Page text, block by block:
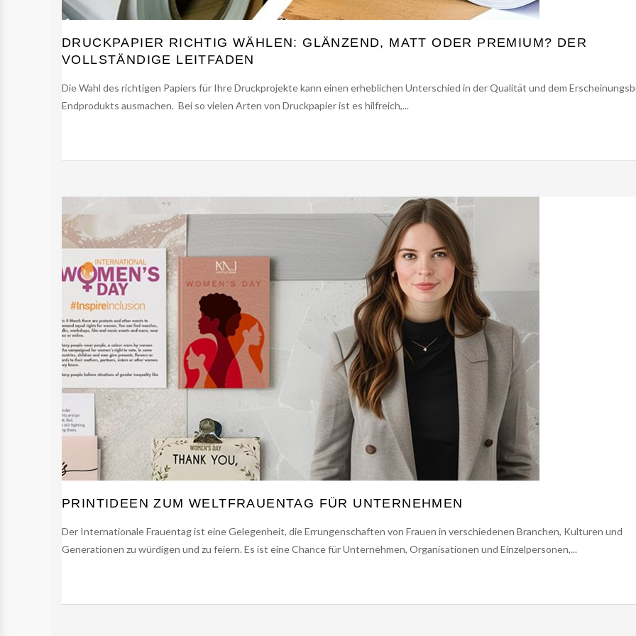
DRUCKPAPIER RICHTIG WÄHLEN: GLÄNZEND, MATT ODER PREMIUM? DER
VOLLSTÄNDIGE LEITFADEN
Die Wahl des richtigen Papiers für Ihre Druckprojekte kann einen erheblichen Unterschied in der Qualität und dem
Endprodukts ausmachen. Bei so vielen Arten von Druckpapier ist es hilfreich,...
PRINTIDEEN ZUM WELTFRAUENTAG FÜR UNTERNEHMEN
Der Internationale Frauentag ist eine Gelegenheit, die Errungenschaften von Frauen in verschiedenen Branchen, Kulturen und
Generationen zu würdigen und zu feiern. Es ist eine Chance für Unternehmen, Organisationen und Einzelpersonen,...